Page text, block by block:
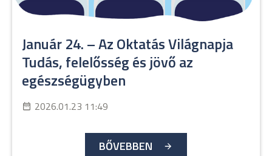
Január 24. – Az Oktatás Világnapja
Tudás, felelősség és jövő az
egészségügyben
2026.01.23 11:49
BŐVEBBEN